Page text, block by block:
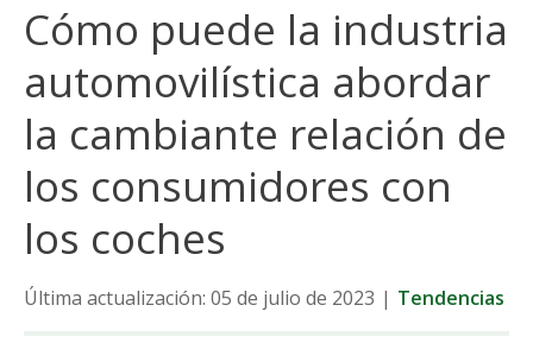
Cómo puede la industria
automovilística abordar
la cambiante relación de
los consumidores con
los coches
Última actualización: 05 de julio de 2023 | Tendencias